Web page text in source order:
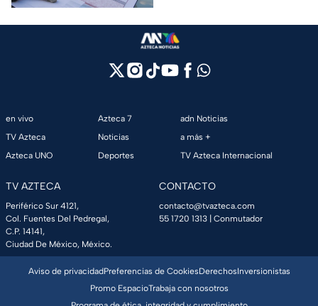
en vivo
TV Azteca
Azteca UNO
Azteca 7
Noticias
Deportes
adn Noticias
a más +
TV Azteca Internacional
TV AZTECA
Periférico Sur 4121,
Col. Fuentes Del Pedregal,
C.P. 14141,
Ciudad De México, México.
CONTACTO
contacto@tvazteca.com
55 1720 1313 | Conmutador
Aviso de privacidadPreferencias de CookiesDerechosInversionistas
Promo EspacioTrabaja con nosotros